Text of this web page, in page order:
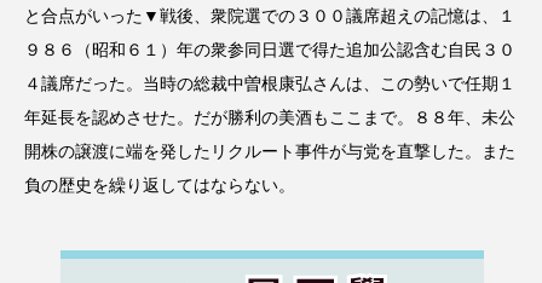
と合点がいった▼戦後、衆院選での３００議席超えの記憶は、１
９８６（昭和６１）年の衆参同日選で得た追加公認含む自民３０
４議席だった。当時の総裁中曽根康弘さんは、この勢いで任期１
年延長を認めさせた。だが勝利の美酒もここまで。８８年、未公
開株の譲渡に端を発したリクルート事件が与党を直撃した。また
負の歴史を繰り返してはならない。